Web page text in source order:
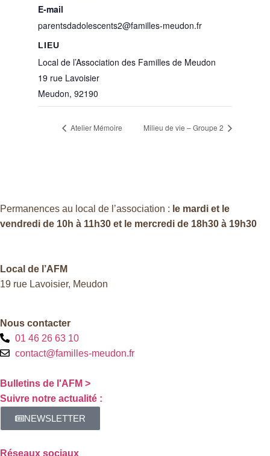
LIEU
Local de l’Association des Familles de Meudon
19 rue Lavoisier
Meudon, 92190
E-mail
parentsdadolescents2@familles-meudon.fr
Atelier Mémoire Milieu de vie – Groupe 2
Permanences au local de l’association : le mardi et le
vendredi de 10h à 11h30 et le mercredi de 18h30 à 19h30
Local de l’AFM
19 rue Lavoisier, Meudon
Nous contacter
01 46 26 63 10
contact@familles-meudon.fr
Bulletins de l'AFM >
Suivre notre actualité :
NEWSLETTER
Réseaux sociaux